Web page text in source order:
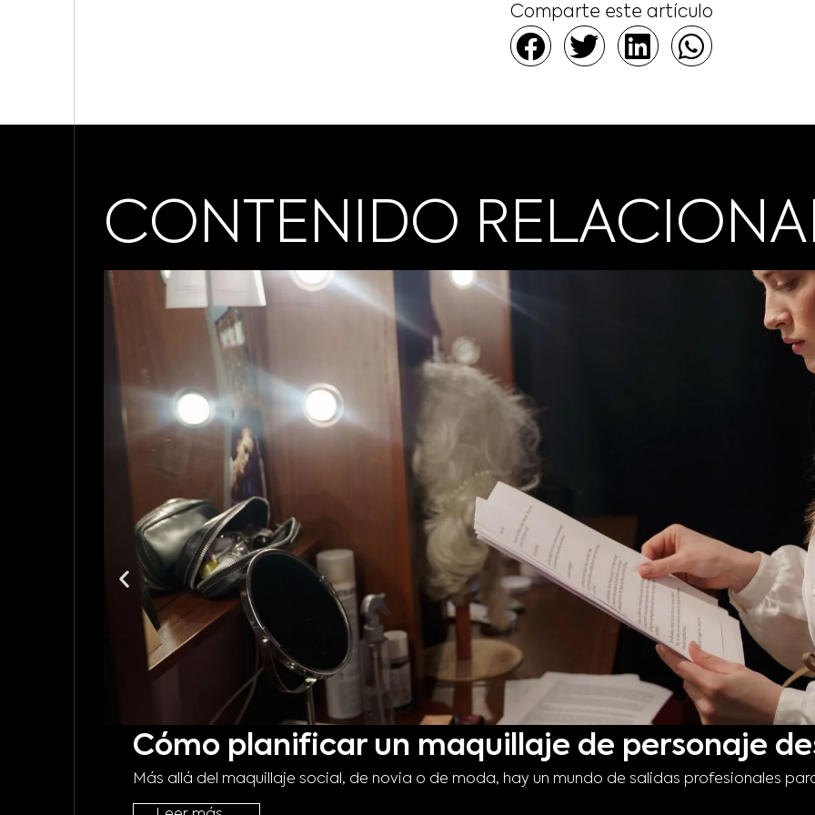
Comparte este artículo
CONTENIDO
Cómo planificar un maquillaje de personaje
Más allá del maquillaje social, de novia o de moda, hay un mundo de salidas profesionales